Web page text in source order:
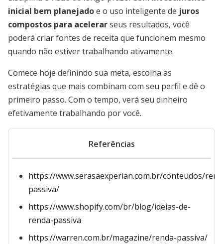
inicial bem planejadoe o uso inteligente de juros
compostos para acelerarseus resultados, você
poderá criar fontes de receita que funcionem mesmo
quando não estiver trabalhando ativamente.
Comece hoje definindo sua meta, escolha as
estratégias que mais combinam com seu perfil e dê o
primeiro passo. Com o tempo, verá seu dinheiro
efetivamente trabalhando por você.
Referências
https://www.serasaexperian.com.br/conteudos/
passiva/
https://www.shopify.com/br/blog/ideias-de-
renda-passiva
https://warren.com.br/magazine/renda-passiva/